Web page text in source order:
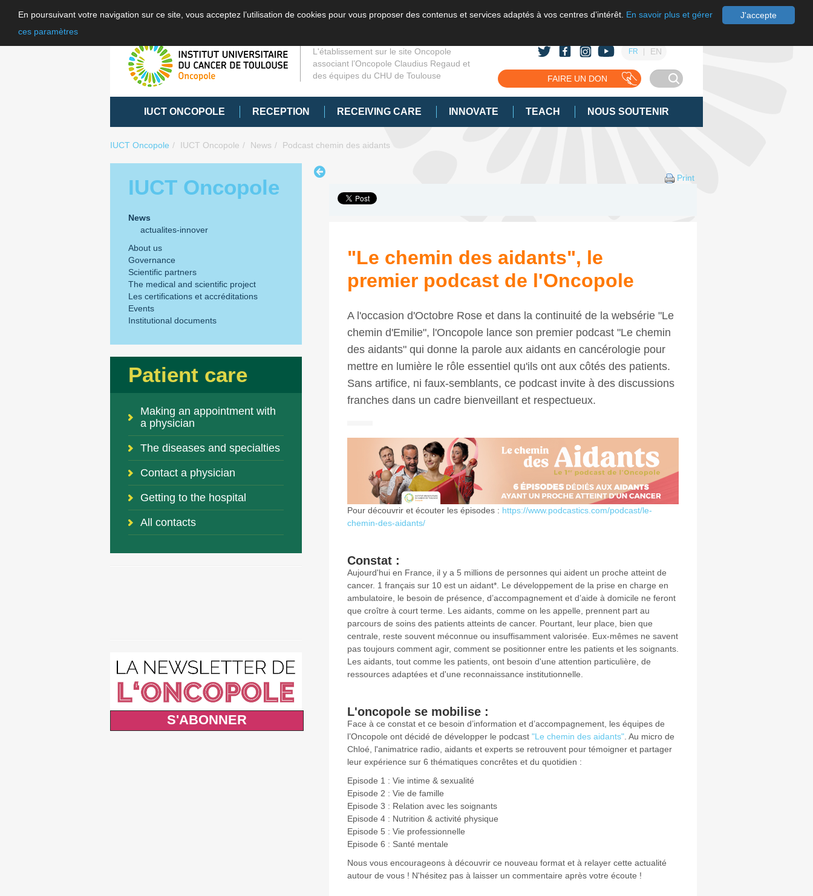
J'accepte
En poursuivant votre navigation sur ce site, vous acceptez l’utilisation de cookies pour vous proposer des contenus et services adaptés à vos centres d’intérêt. En savoir plus et gérer
ces paramètres
L'établissement sur le site Oncopole
associant l’Oncopole Claudius Regaud et
des équipes du CHU de Toulouse
FR EN
FAIRE UN DON
IUCT ONCOPOLE RECEPTION RECEIVING CARE INNOVATE TEACH NOUS SOUTENIR
IUCT Oncopole IUCT Oncopole News Podcast chemin des aidants
IUCT Oncopole
News
actualites-innover
About us
Governance
Scientific partners
The medical and scientific project
Les certifications et accréditations
Events
Institutional documents
Patient care
Making an appointment with
a physician
The diseases and specialties
Contact a physician
Getting to the hospital
All contacts
S'ABONNER
Print
"Le chemin des aidants", le
premier podcast de l'Oncopole
A l'occasion d'Octobre Rose et dans la continuité de la websérie "Le
chemin d'Emilie", l'Oncopole lance son premier podcast "Le chemin
des aidants" qui donne la parole aux aidants en cancérologie pour
mettre en lumière le rôle essentiel qu'ils ont aux côtés des patients.
Sans artifice, ni faux-semblants, ce podcast invite à des discussions
franches dans un cadre bienveillant et respectueux.
Pour découvrir et écouter les épisodes : https://www.podcastics.com/podcast/le-
chemin-des-aidants/
Constat :
Aujourd'hui en France, il y a 5 millions de personnes qui aident un proche atteint de
cancer. 1 français sur 10 est un aidant*. Le développement de la prise en charge en
ambulatoire, le besoin de présence, d’accompagnement et d’aide à domicile ne feront
que croître à court terme. Les aidants, comme on les appelle, prennent part au
parcours de soins des patients atteints de cancer. Pourtant, leur place, bien que
centrale, reste souvent méconnue ou insuffisamment valorisée. Eux-mêmes ne savent
pas toujours comment agir, comment se positionner entre les patients et les soignants.
Les aidants, tout comme les patients, ont besoin d'une attention particulière, de
ressources adaptées et d'une reconnaissance institutionnelle.
L'oncopole se mobilise :
Face à ce constat et ce besoin d’information et d’accompagnement, les équipes de
l’Oncopole ont décidé de développer le podcast "Le chemin des aidants". Au micro de
Chloé, l'animatrice radio, aidants et experts se retrouvent pour témoigner et partager
leur expérience sur 6 thématiques concrêtes et du quotidien :
Episode 1 : Vie intime & sexualité
Episode 2 : Vie de famille
Episode 3 : Relation avec les soignants
Episode 4 : Nutrition & activité physique
Episode 5 : Vie professionnelle
Episode 6 : Santé mentale
Nous vous encourageons à découvrir ce nouveau format et à relayer cette actualité
autour de vous ! N'hésitez pas à laisser un commentaire après votre écoute !